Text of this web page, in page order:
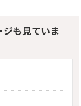
ジも見ていま